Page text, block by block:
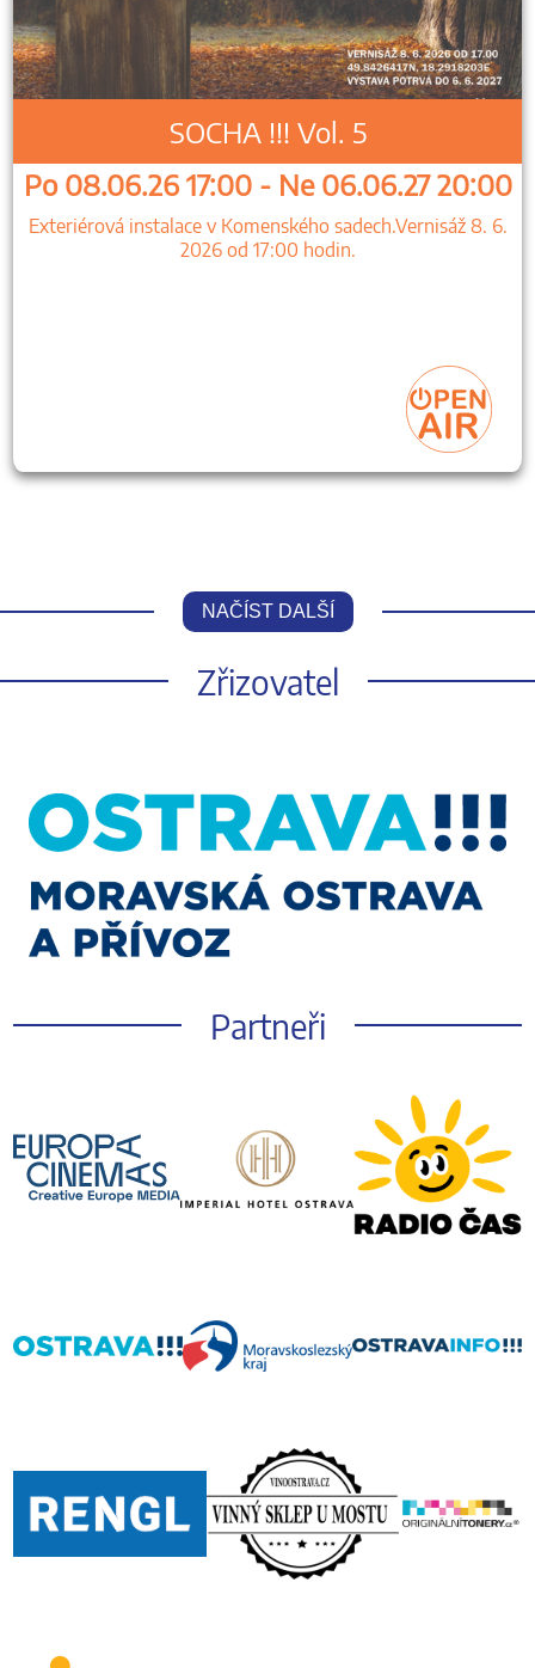
SOCHA !!! Vol. 5
Po 08.06.26 17:00 - Ne 06.06.27 20:00
Exteriérová instalace v Komenského sadech.Vernisáž 8. 6.
2026 od 17:00 hodin.
NAČÍST DALŠÍ
Zřizovatel
Partneři